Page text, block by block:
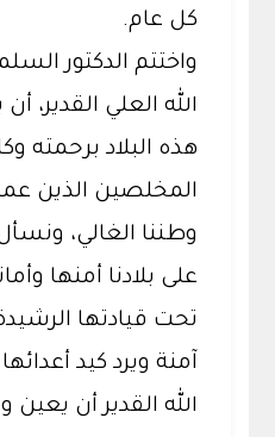
كل عام.
واختتم الدكتور
الله العلي
هذه البلاد برحمته
المخلصين الذين
وطننا الغالي،
على بلادنا أمنها
تحت قيادتها
آمنة ويرد كيد
الله القدير أن يعين